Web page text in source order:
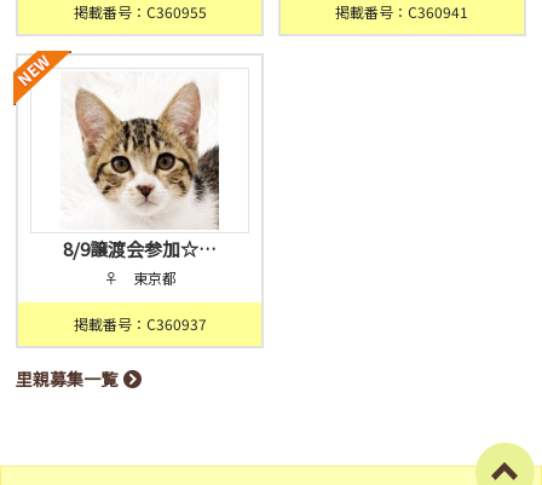
掲載番号：C360955 掲載番号：C360941
8/9譲渡会参加☆…
♀ 東京都
掲載番号：C360937
里親募集一覧